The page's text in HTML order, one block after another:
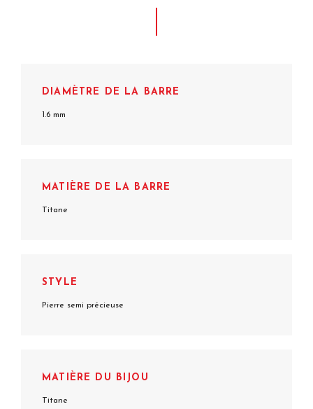
DIAMÈTRE DE LA BARRE
1.6 mm
MATIÈRE DE LA BARRE
Titane
STYLE
Pierre semi précieuse
MATIÈRE DU BIJOU
Titane